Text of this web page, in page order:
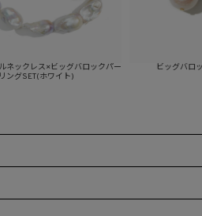
ビッグバロックパー
ワイト)
ビッグバロックパールピ